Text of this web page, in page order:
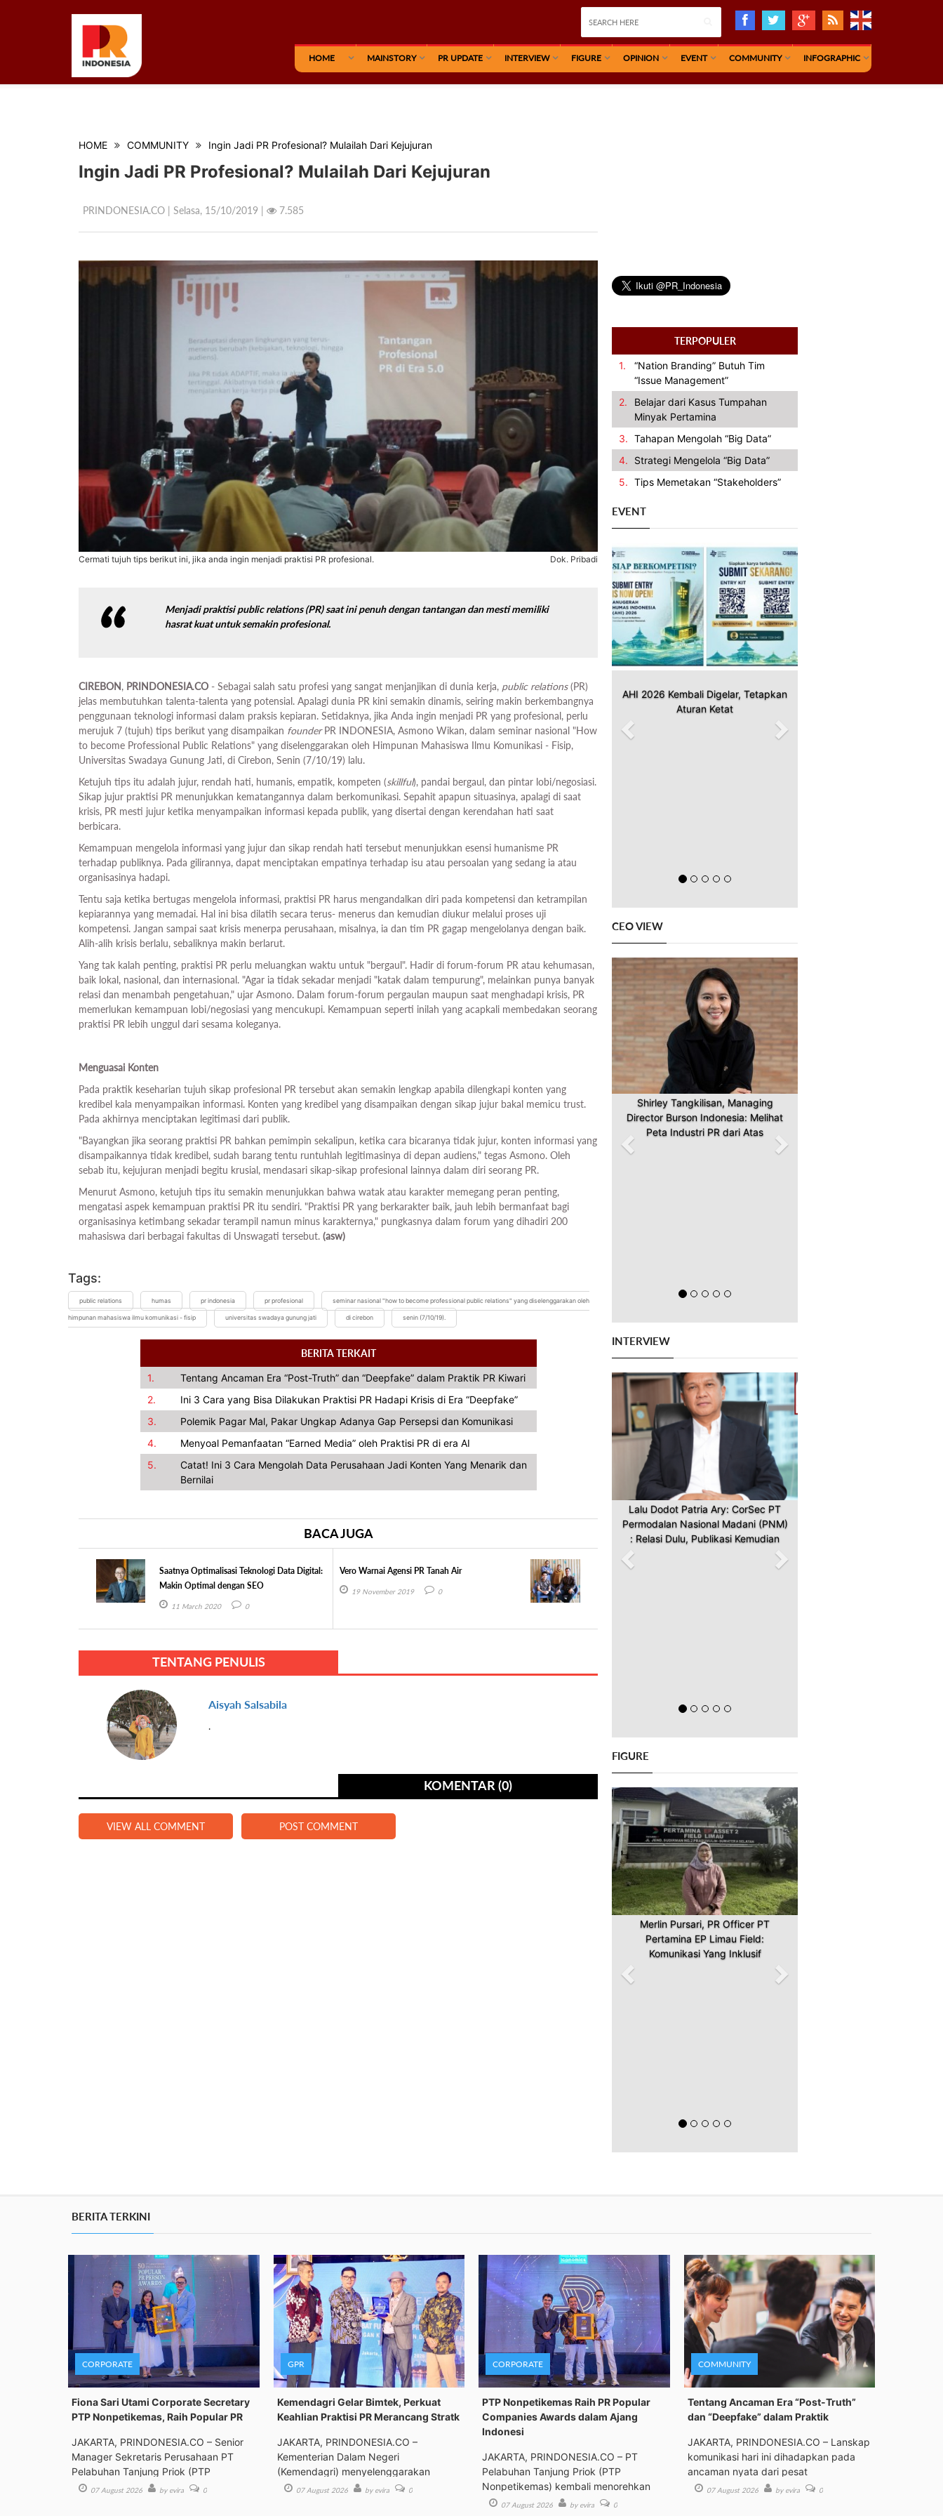
HOME MAINSTORY PR UPDATE INTERVIEW FIGURE OPINION EVENT COMMUNITY INFOGRAPHIC
HOME COMMUNITY Ingin Jadi PR Profesional? Mulailah Dari Kejujuran
Ingin Jadi PR Profesional? Mulailah Dari Kejujuran
PRINDONESIA.CO | Selasa, 15/10/2019 | 7.585
Cermati tujuh tips berikut ini, jika anda ingin menjadi praktisi PR profesional. Dok. Pribadi
Menjadi praktisipublic relations(PR) saat ini penuh dengan tantangan dan mesti memiliki
hasrat kuat untuk semakin profesional.
CIREBON, PRINDONESIA.CO - Sebagai salah satu profesi yang sangat menjanjikan di dunia kerja, public relations(PR)
jelas membutuhkan talenta-talenta yang potensial. Apalagi dunia PR kini semakin dinamis, seiring makin berkembangnya
penggunaan teknologi informasi dalam praksis kepiaran. Setidaknya, jika Anda ingin menjadi PR yang profesional, perlu
merujuk 7 (tujuh) tips berikut yang disampaikan founderPR INDONESIA, Asmono Wikan, dalam seminar nasional "How
to become Professional Public Relations" yang diselenggarakan oleh Himpunan Mahasiswa Ilmu Komunikasi - Fisip,
Universitas Swadaya Gunung Jati, di Cirebon, Senin (7/10/19) lalu.
Ketujuh tips itu adalah jujur, rendah hati, humanis, empatik, kompeten (skillful), pandai bergaul, dan pintar lobi/negosiasi.
Sikap jujur praktisi PR menunjukkan kematangannya dalam berkomunikasi. Sepahit apapun situasinya, apalagi di saat
krisis, PR mesti jujur ketika menyampaikan informasi kepada publik, yang disertai dengan kerendahan hati saat
berbicara.
Kemampuan mengelola informasi yang jujur dan sikap rendah hati tersebut menunjukkan esensi humanisme PR
terhadap publiknya. Pada gilirannya, dapat menciptakan empatinya terhadap isu atau persoalan yang sedang ia atau
organisasinya hadapi.
Tentu saja ketika bertugas mengelola informasi, praktisi PR harus mengandalkan diri pada kompetensi dan ketrampilan
kepiarannya yang memadai. Hal ini bisa dilatih secara terus- menerus dan kemudian diukur melalui proses uji
kompetensi. Jangan sampai saat krisis menerpa perusahaan, misalnya, ia dan tim PR gagap mengelolanya dengan baik.
Alih-alih krisis berlalu, sebaliknya makin berlarut.
Yang tak kalah penting, praktisi PR perlu meluangkan waktu untuk "bergaul". Hadir di forum-forum PR atau kehumasan,
baik lokal, nasional, dan internasional. "Agar ia tidak sekadar menjadi "katak dalam tempurung", melainkan punya banyak
relasi dan menambah pengetahuan," ujar Asmono. Dalam forum-forum pergaulan maupun saat menghadapi krisis, PR
memerlukan kemampuan lobi/negosiasi yang mencukupi. Kemampuan seperti inilah yang acapkali membedakan seorang
praktisi PR lebih unggul dari sesama koleganya.
Menguasai Konten
Pada praktik keseharian tujuh sikap profesional PR tersebut akan semakin lengkap apabila dilengkapi konten yang
kredibel kala menyampaikan informasi. Konten yang kredibel yang disampaikan dengan sikap jujur bakal memicu trust.
Pada akhirnya menciptakan legitimasi dari publik.
"Bayangkan jika seorang praktisi PR bahkan pemimpin sekalipun, ketika cara bicaranya tidak jujur, konten informasi yang
disampaikannya tidak kredibel, sudah barang tentu runtuhlah legitimasinya di depan audiens," tegas Asmono. Oleh
sebab itu, kejujuran menjadi begitu krusial, mendasari sikap-sikap profesional lainnya dalam diri seorang PR.
Menurut Asmono, ketujuh tips itu semakin menunjukkan bahwa watak atau karakter memegang peran penting,
mengatasi aspek kemampuan praktisi PR itu sendiri. "Praktisi PR yang berkarakter baik, jauh lebih bermanfaat bagi
organisasinya ketimbang sekadar terampil namun minus karakternya," pungkasnya dalam forum yang dihadiri 200
mahasiswa dari berbagai fakultas di Unswagati tersebut. (asw)
Tags:
public relations humas pr indonesia pr profesional seminar nasional "how to become professional public relations" yang diselenggarakan oleh
himpunan mahasiswa ilmu komunikasi - fisip universitas swadaya gunung jati di cirebon senin (7/10/19).
BERITA TERKAIT
1.
Tentang Ancaman Era “Post-Truth” dan “Deepfake” dalam Praktik PR Kiwari
2.
Ini 3 Cara yang Bisa Dilakukan Praktisi PR Hadapi Krisis di Era “Deepfake”
3.
Polemik Pagar Mal, Pakar Ungkap Adanya Gap Persepsi dan Komunikasi
4.
Menyoal Pemanfaatan “Earned Media” oleh Praktisi PR di era AI
5.
Catat! Ini 3 Cara Mengolah Data Perusahaan Jadi Konten Yang Menarik dan
Bernilai
BACA JUGA
Saatnya Optimalisasi Teknologi Data Digital:
Makin Optimal dengan SEO
11 March 2020 0
Vero Warnai Agensi PR Tanah Air
19 November 2019 0
TENTANG PENULIS
Aisyah Salsabila
.
KOMENTAR (0)
VIEW ALL COMMENT POST COMMENT
TERPOPULER
1.
“Nation Branding” Butuh Tim
“Issue Management”
2.
Belajar dari Kasus Tumpahan
Minyak Pertamina
3. Tahapan Mengolah “Big Data”
4.
Strategi Mengelola “Big Data”
5. Tips Memetakan “Stakeholders”
EVENT
AHI 2026 Kembali Digelar, Tetapkan
Aturan Ketat
Previous Next
CEO VIEW
Shirley Tangkilisan, Managing
Director Burson Indonesia: Melihat
Peta Industri PR dari Atas
Previous Next
INTERVIEW
Lalu Dodot Patria Ary: CorSec PT
Permodalan Nasional Madani (PNM)
: Relasi Dulu, Publikasi Kemudian
Previous Next
FIGURE
Merlin Pursari, PR Officer PT
Pertamina EP Limau Field:
Komunikasi Yang Inklusif
Previous Next
BERITA TERKINI
CORPORATE
Fiona Sari Utami Corporate Secretary
PTP Nonpetikemas, Raih Popular PR
JAKARTA, PRINDONESIA.CO – Senior
Manager Sekretaris Perusahaan PT
Pelabuhan Tanjung Priok (PTP
07 August 2026 by evira 0
GPR
Kemendagri Gelar Bimtek, Perkuat
Keahlian Praktisi PR Merancang Stratk
JAKARTA, PRINDONESIA.CO –
Kementerian Dalam Negeri
(Kemendagri) menyelenggarakan
Bimbingan Tek
07 August 2026 by evira 0
CORPORATE
PTP Nonpetikemas Raih PR Popular
Companies Awards dalam Ajang
Indonesi
JAKARTA, PRINDONESIA.CO – PT
Pelabuhan Tanjung Priok (PTP
Nonpetikemas) kembali menorehkan
pre 07 August 2026 by evira 0
COMMUNITY
Tentang Ancaman Era “Post-Truth”
dan “Deepfake” dalam Praktik
JAKARTA, PRINDONESIA.CO – Lanskap
komunikasi hari ini dihadapkan pada
ancaman nyata dari pesat
07 August 2026 by evira 0